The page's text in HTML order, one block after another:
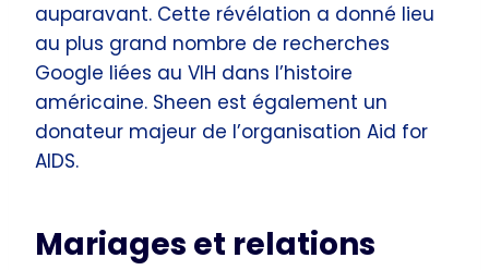
auparavant. Cette révélation a donné lieu
au plus grand nombre de recherches
Google liées au VIH dans l’histoire
américaine. Sheen est également un
donateur majeur de l’organisation Aid for
AIDS.
Mariages et relations